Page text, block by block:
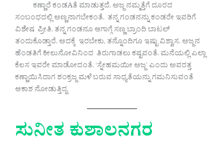
ಕಣ್ಣಾರೆ ಕಂಡAತೆ ಮಾಡುತ್ತದೆ. ಅಜ್ಜ ನಮ್ಮತ್ತೆಗೆ ದೂರದ
ಸಂಬಂಧದಲ್ಲಿ ಅಣ್ಣನಾಗಬೇಕಂತೆ. ತನ್ನ ಗಂಡನನ್ನು ಕಂಡರೇ ಇವರಿಗೆ
ವಿಶೇಷ ಪ್ರೀತಿ. ತನ್ನ ಗಂಡನೂ ಆಗಾಗ್ಗೆ ಸಣ್ಣ ಬ್ರಾಂದಿ ಬಾಟಲ್
ತಂದುಕೊಡ್ತಾರೆ. ಅದಕ್ಕೆ ಇರಬೇಕು, ತನ್ನೊಂದಿಗೂ ಇಷ್ಟು ವಿಶ್ವಾಸ. ಅಜ್ಜನ
ಹೆಂಡತಿಗೆ ಕೀಲುನೋವಿನಿಂದ ತಿರುಗಾಡಲು ಕಷ್ಟವಂತೆ. ಮನೆಯಲ್ಲಿ ಎಲ್ಲಾ
ಕೆಲಸ ಇವರೇ ಮಾಡೋದಂತೆ. ‘ಸ್ನೇಹಮಯೀ ಅಜ್ಜ’ ಎಂದು ಅವರತ್ತ
ಕಣ್ಣಾಯಿಸಿದಾಗ ಶಂಕ್ರಜ್ಜ ಮಳೆ ಬರುವ ಸಾಧ್ಯತೆಯನ್ನು ಗಮನಿಸುವಂತೆ
ಆಕಾಶ ನೋಡುತ್ತಿದ್ದ.
ಸುನೀತ ಕುಶಾಲನಗರ